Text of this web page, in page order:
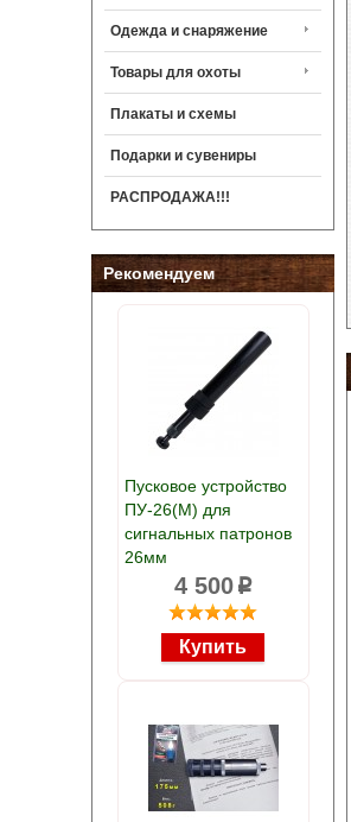
Одежда и снаряжение
Товары для охоты
Плакаты и схемы
Подарки и сувениры
РАСПРОДАЖА!!!
Рекомендуем
Пусковое устройство
ПУ-26(М) для
сигнальных патронов
26мм
4 500p